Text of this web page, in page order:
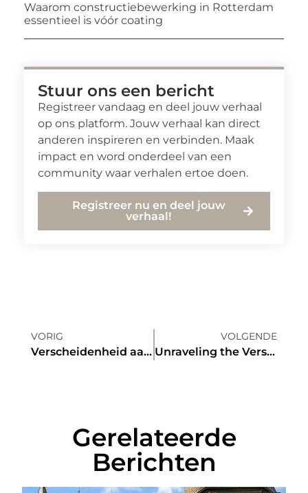
Waarom constructiebewerking in Rotterdam
essentieel is vóór coating
Stuur ons een bericht
Registreer vandaag en deel jouw verhaal
op ons platform. Jouw verhaal kan direct
anderen inspireren en verbinden. Maak
impact en word onderdeel van een
community waar verhalen ertoe doen.
Registreer nu en deel jouw
verhaal!
VORIG
Verscheidenheid aan Bomen in Je Tuin
VOLGENDE
Unraveling the Versatility of This Company’s Oil Drain Systems
Gerelateerde
Berichten